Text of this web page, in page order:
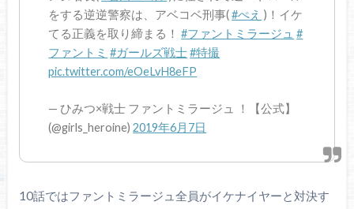
をする逆逆警察は、アベコベ刑事(#ぺえ )！イケ
てる正義を取り締まる！#ファントミラージュ #
ファントミ #ガールズ戦士#特撮
pic.twitter.com/eOeLvH8eFP
— ひみつ×戦士 ファントミラージュ ！【公式】
(@girls_heroine)2019年6月7日
10話ではファントミラージュ全員がイケナイヤーと対決す